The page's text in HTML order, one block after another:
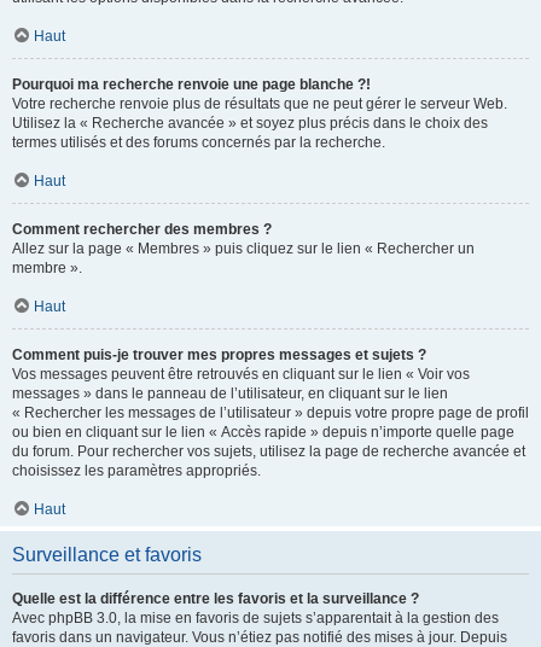
Haut
Pourquoi ma recherche renvoie une page blanche ?!
Votre recherche renvoie plus de résultats que ne peut gérer le serveur Web.
Utilisez la « Recherche avancée » et soyez plus précis dans le choix des
termes utilisés et des forums concernés par la recherche.
Haut
Comment rechercher des membres ?
Allez sur la page « Membres » puis cliquez sur le lien « Rechercher un
membre ».
Haut
Comment puis-je trouver mes propres messages et sujets ?
Vos messages peuvent être retrouvés en cliquant sur le lien « Voir vos
messages » dans le panneau de l’utilisateur, en cliquant sur le lien
« Rechercher les messages de l’utilisateur » depuis votre propre page de profil
ou bien en cliquant sur le lien « Accès rapide » depuis n’importe quelle page
du forum. Pour rechercher vos sujets, utilisez la page de recherche avancée et
choisissez les paramètres appropriés.
Haut
Surveillance et favoris
Quelle est la différence entre les favoris et la surveillance ?
Avec phpBB 3.0, la mise en favoris de sujets s’apparentait à la gestion des
favoris dans un navigateur. Vous n’étiez pas notifié des mises à jour. Depuis